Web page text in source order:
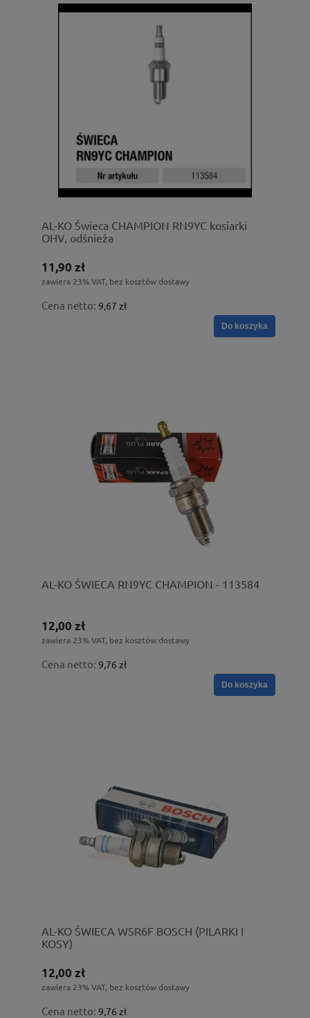
AL-KO Świeca CHAMPION RN9YC kosiarki
OHV, odśnieża
11,90 zł
zawiera 23% VAT, bez kosztów dostawy
Cena netto: 9,67 zł
Do koszyka
AL-KO ŚWIECA RN9YC CHAMPION - 113584
12,00 zł
zawiera 23% VAT, bez kosztów dostawy
Cena netto: 9,76 zł
Do koszyka
AL-KO ŚWIECA WSR6F BOSCH (PILARKI I
KOSY)
12,00 zł
zawiera 23% VAT, bez kosztów dostawy
Cena netto: 9,76 zł